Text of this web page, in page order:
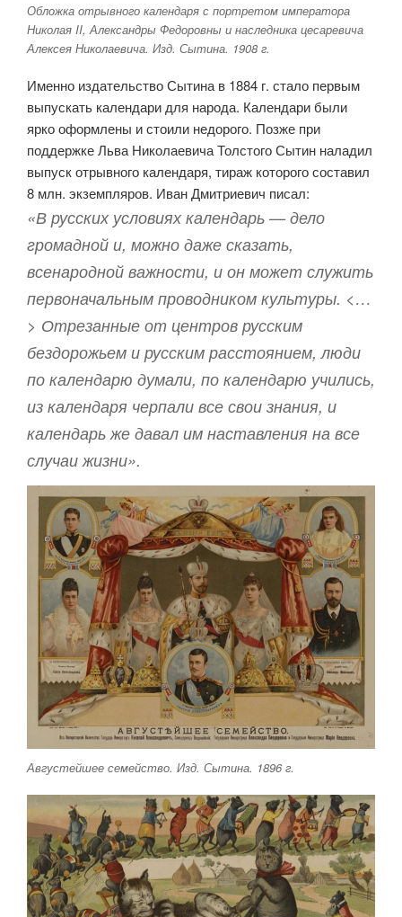
Обложка отрывного календаря с портретом императора
Николая II, Александры Федоровны и наследника цесаревича
Алексея Николаевича. Изд. Сытина. 1908 г.
Именно издательство Сытина в 1884 г. стало первым
выпускать календари для народа. Календари были
ярко оформлены и стоили недорого. Позже при
поддержке Льва Николаевича Толстого Сытин наладил
выпуск отрывного календаря, тираж которого составил
8 млн. экземпляров. Иван Дмитриевич писал:
«В русских условиях календарь — дело
громадной и, можно даже сказать,
всенародной важности, и он может служить
первоначальным проводником культуры. <…
> Отрезанные от центров русским
бездорожьем и русским расстоянием, люди
по календарю думали, по календарю учились,
из календаря черпали все свои знания, и
календарь же давал им наставления на все
случаи жизни».
Августейшее семейство. Изд. Сытина. 1896 г.